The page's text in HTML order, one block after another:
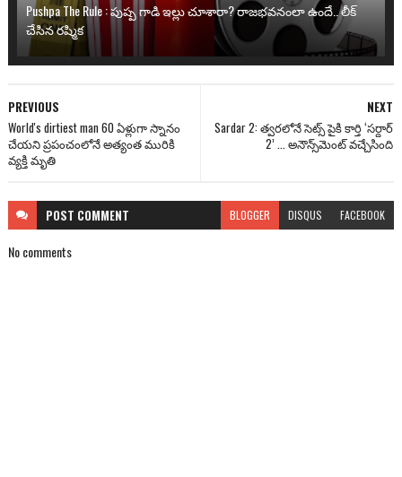
Pushpa The Rule : పుష్ప గాడి ఇల్లు చూశారా? రాజభవనంలా ఉందే.. లీక్
చేసిన రష్మిక
NEXT
Sardar 2: త్వరలోనే సెట్స్ పైకి కార్తి ‘సర్దార్
2’ ... అనౌన్స్‌మెంట్ వచ్చేసింది
PREVIOUS
World's dirtiest man 60 ఏళ్లుగా స్నానం
చేయని ప్రపంచంలోనే అత్యంత మురికి
వ్యక్తి మృతి
POST COMMENT BLOGGER DISQUS FACEBOOK
No comments